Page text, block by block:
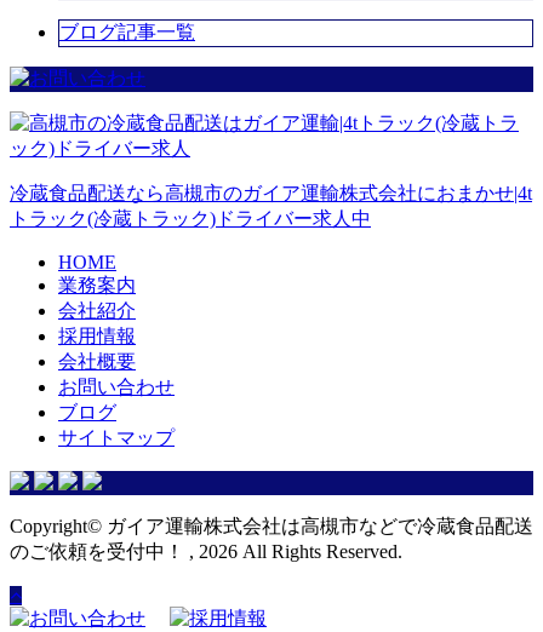
ブログ記事一覧
冷蔵食品配送なら高槻市のガイア運輸株式会社におまかせ|4t
トラック(冷蔵トラック)ドライバー求人中
HOME
業務案内
会社紹介
採用情報
会社概要
お問い合わせ
ブログ
サイトマップ
Copyright© ガイア運輸株式会社は高槻市などで冷蔵食品配送
のご依頼を受付中！ , 2026 All Rights Reserved.